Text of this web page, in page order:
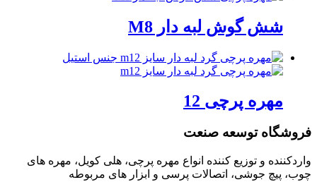
شش گوش لبه دار M8
مهره پرچی 12
فروشگاه توسعه صنعت
واردکننده و توزیع کننده انواع مهره پرچی، هلی کویل، مهره های
چوب، پیچ جوشی، اتصالات پرسی و ابزار های مربوطه